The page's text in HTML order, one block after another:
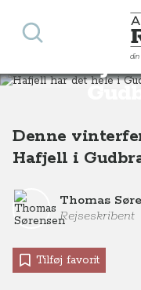
din
Søg
Hafjell
Destinationer Europa
Denne
Hafjell i
Thomas
Rejseskribent
Tilføj favorit